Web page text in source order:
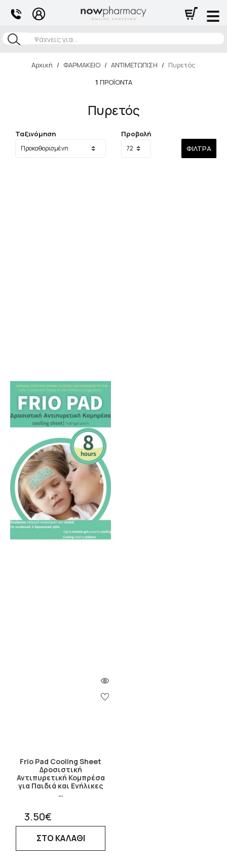
Αναζήτηση
Αρχική / ΦΑΡΜΑΚΕΙΟ / ΑΝΤΙΜΕΤΩΠΙΣΗ / Πυρετός
1 ΠΡΟΪΌΝΤΑ
Πυρετός
Ταξινόμηση
Προβολή
ΦΊΛΤΡΑ
Frio Pad Cooling Sheet
Δροσιστική
Αντιπυρετική Κομπρέσα
για Παιδιά και Ενήλικες
…
3.50€
ΣΤΟ ΚΑΛΑΘΙ